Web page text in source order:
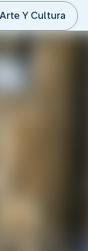
Arte Y Cultura